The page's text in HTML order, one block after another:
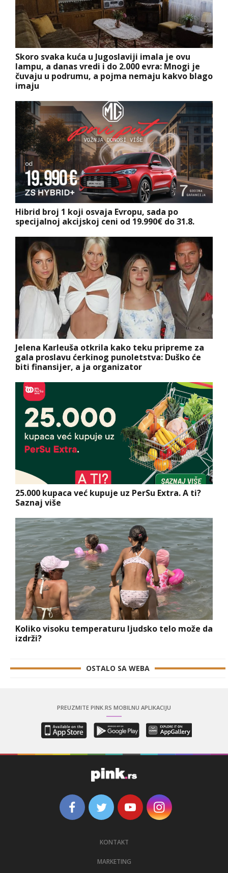
Skoro svaka kuća u Jugoslaviji imala je ovu
lampu, a danas vredi i do 2.000 evra: Mnogi je
čuvaju u podrumu, a pojma nemaju kakvo blago
imaju
Hibrid broj 1 koji osvaja Evropu, sada po
specijalnoj akcijskoj ceni od 19.990€ do 31.8.
Jelena Karleuša otkrila kako teku pripreme za
gala proslavu ćerkinog punoletstva: Duško će
biti finansijer, a ja organizator
25.000 kupaca već kupuje uz PerSu Extra. A ti?
Saznaj više
Koliko visoku temperaturu ljudsko telo može da
izdrži?
OSTALO SA WEBA
PREUZMITE PINK.RS MOBILNU APLIKACIJU
KONTAKT
MARKETING